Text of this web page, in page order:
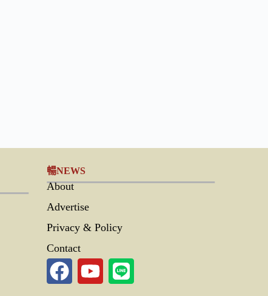
暢NEWS
About
Advertise
Privacy & Policy
Contact